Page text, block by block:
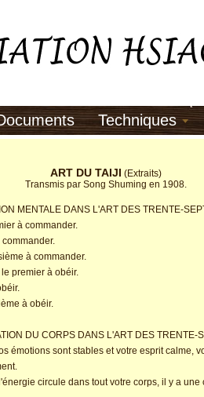
Techniques
ART DU TAIJI (Extraits)
Transmis par Song Shuming en 1908.
MENTALE DANS L'ART DES TRENTE-
à commander.
à commander.
premier à obéir.
à obéir.
DU CORPS DANS L'ART DES TRENTE-
émotions sont stables et votre esprit calme,
circule dans tout votre corps, il y a une